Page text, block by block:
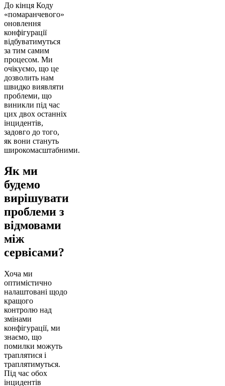
До кінця Коду
«помаранчевого»
оновлення
конфігурації
відбуватимуться
за тим самим
процесом. Ми
очікуємо, що це
дозволить нам
швидко виявляти
проблеми, що
виникли під час
цих двох останніх
інцидентів,
задовго до того,
як вони стануть
широкомасштабними.
Як ми
будемо
вирішувати
проблеми з
відмовами
між
сервісами?
Хоча ми
оптимістично
налаштовані щодо
кращого
контролю над
змінами
конфігурації, ми
знаємо, що
помилки можуть
траплятися і
траплятимуться.
Під час обох
інцидентів